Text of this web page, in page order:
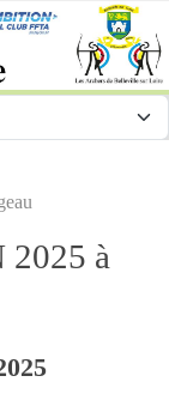
2025 à